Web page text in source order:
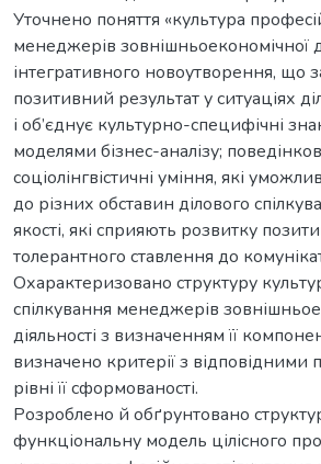
Уточнено поняття «культура
менеджерів зовнішньоекономічної
інтегративного новоутворення, що
позитивний результат у ситуаціях
і об’єднує культурно-специфічні
моделями бізнес-аналізу;
соціолінгвістичні уміння, які
до різних обставин ділового
якості, які сприяють розвитку
толерантного ставлення до
Охарактеризовано структуру
спілкування менеджерів
діяльності з визначенням її
визначено критерії з відповідними
рівні її сформованості.
Розроблено й обґрунтовано
функціональну модель цілісного